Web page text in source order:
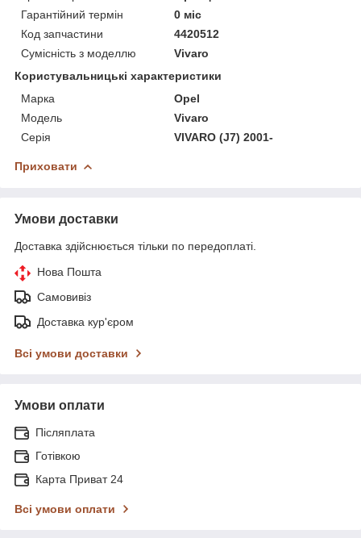
Гарантійний термін
0 міс
Код запчастини
4420512
Сумісність з моделлю
Vivaro
Користувальницькі характеристики
Марка
Opel
Модель
Vivaro
Серія
VIVARO (J7) 2001-
Приховати
Умови доставки
Доставка здійснюється тільки по передоплаті.
Нова Пошта
Самовивіз
Доставка кур'єром
Всі умови доставки
Умови оплати
Післяплата
Готівкою
Карта Приват 24
Всі умови оплати